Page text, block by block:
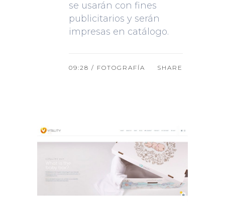
se usarán con fines
publicitarios y serán
impresas en catálogo.
09:28 / FOTOGRAFÍA SHARE